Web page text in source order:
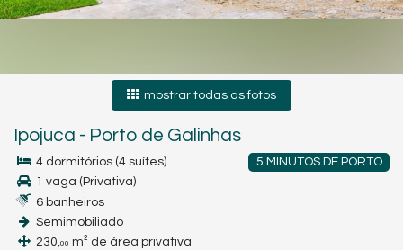
mostrar todas as fotos
Ipojuca - Porto de Galinhas
5 MINUTOS DE PORTO
4 dormitórios (4 suítes)
1 vaga (Privativa)
6 banheiros
Semimobiliado
230,00 m² de área privativa